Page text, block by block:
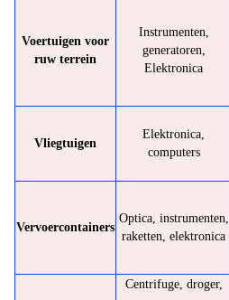
Voertuigen voor
ruw terrein
Instrumenten,
generatoren,
Elektronica
Vliegtuigen
Elektronica,
computers
Vervoercontainers
Optica, instrumenten,
raketten, elektronica
Centrifuge, droger,